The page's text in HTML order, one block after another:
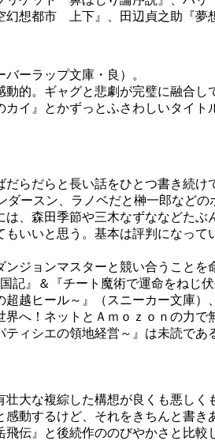
想都市 上下』、田辺貞之助『夢
バーラップ文庫・良）。
的。ギャグと悲劇が完璧に融合し
イ』とかずっとふさわしいタイト
だらだらと長い話をひとつ書き続
ースン、ラノベだと榊一郎など
、森田季節や三木なずななどた
いいと思う。基本は評判になっ
ジョンマスターと競い合うこと
』＆『チート魔術で運命をねじ
越ヒール～』（スニーカー文庫
へ！ネットとＡｍｏｚｏｎの力
ィシエの領地経営～』は未読であ
大な複綜した構想が良くも悪し
動するけど、それをきちんと書
伝』と後続作ののびやかさと比